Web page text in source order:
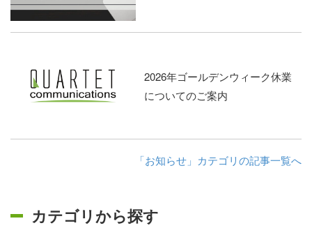
2026年ゴールデンウィーク休業
についてのご案内
「お知らせ」カテゴリの記事一覧へ
カテゴリから探す